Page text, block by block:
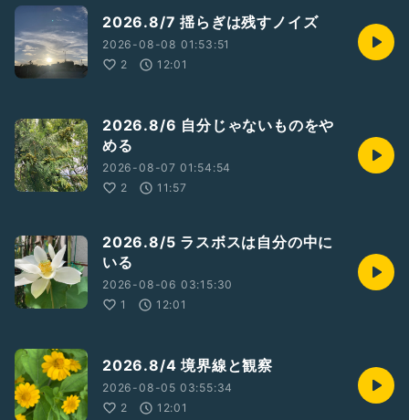
#感情
2026.8/7 揺らぎは残すノイズ
2026-08-08 01:53:51
2
12:01
2026.8/6 自分じゃないものをや
める
2026-08-07 01:54:54
2
11:57
2026.8/5 ラスボスは自分の中に
いる
2026-08-06 03:15:30
1
12:01
2026.8/4 境界線と観察
2026-08-05 03:55:34
2
12:01